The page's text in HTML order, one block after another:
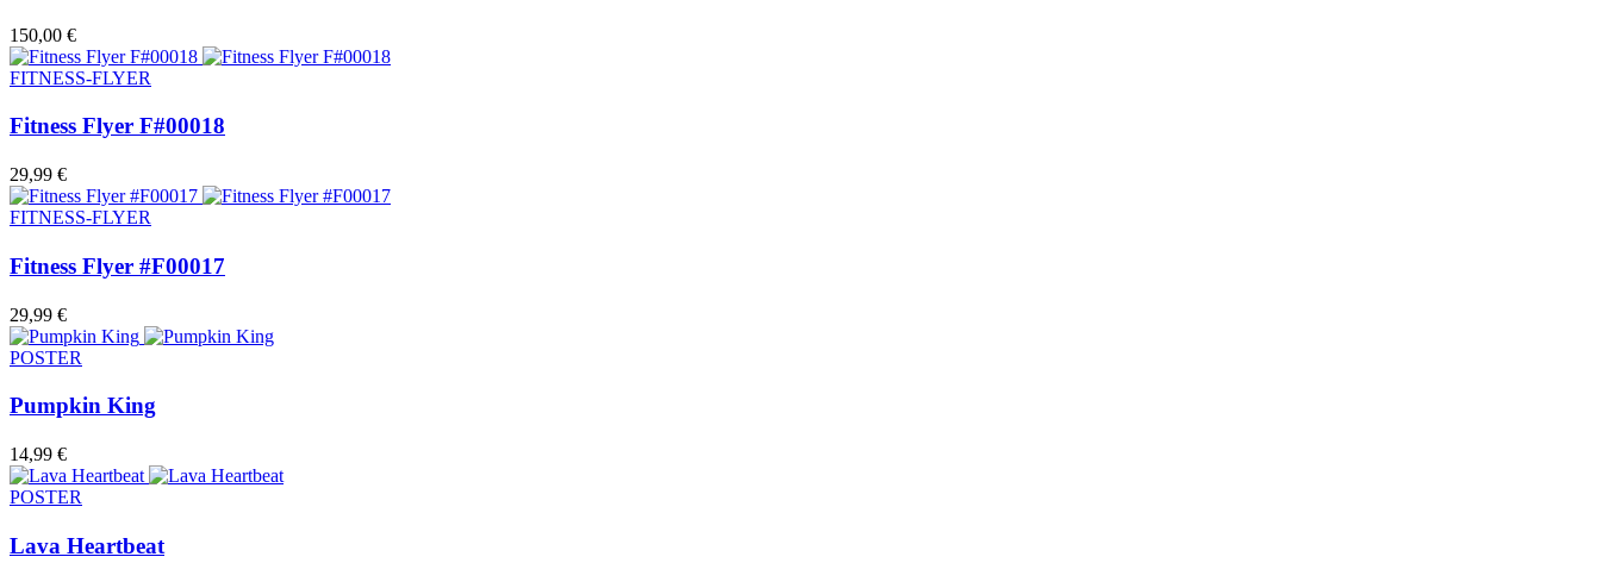
150,00 €
FITNESS-FLYER
Fitness Flyer F#00018
29,99 €
FITNESS-FLYER
Fitness Flyer #F00017
29,99 €
POSTER
Pumpkin King
14,99 €
POSTER
Lava Heartbeat